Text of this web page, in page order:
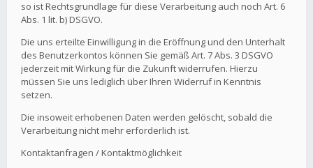
so ist Rechtsgrundlage für diese Verarbeitung auch noch Art. 6
Abs. 1 lit. b) DSGVO.
Die uns erteilte Einwilligung in die Eröffnung und den Unterhalt
des Benutzerkontos können Sie gemäß Art. 7 Abs. 3 DSGVO
jederzeit mit Wirkung für die Zukunft widerrufen. Hierzu
müssen Sie uns lediglich über Ihren Widerruf in Kenntnis
setzen.
Die insoweit erhobenen Daten werden gelöscht, sobald die
Verarbeitung nicht mehr erforderlich ist.
Kontaktanfragen / Kontaktmöglichkeit